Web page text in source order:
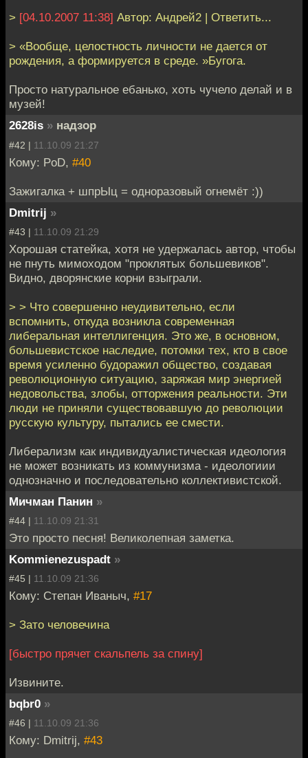
> [04.10.2007 11:38] Автор: Андрей2 | Ответить...
> «Вообще, целостность личности не дается от
рождения, а формируется в среде. »Бугога.
Просто натуральное ебанько, хоть чучело делай и в
музей!
2628is » надзор
#42 | 11.10.09 21:27
Кому: PoD, #40
Зажигалка + шпрЫц = одноразовый огнемёт :))
Dmitrij »
#43 | 11.10.09 21:29
Хорошая статейка, хотя не удержалась автор, чтобы
не пнуть мимоходом "проклятых большевиков".
Видно, дворянские корни взыграли.
> > Что совершенно неудивительно, если
вспомнить, откуда возникла современная
либеральная интеллигенция. Это же, в основном,
большевистское наследие, потомки тех, кто в свое
время усиленно будоражил общество, создавая
революционную ситуацию, заряжая мир энергией
недовольства, злобы, отторжения реальности. Эти
люди не приняли существовавшую до революции
русскую культуру, пытались ее смести.
Либерализм как индивидуалистическая идеология
не может возникать из коммунизма - идеологиии
однозначно и последовательно коллективистской.
Мичман Панин »
#44 | 11.10.09 21:31
Это просто песня! Великолепная заметка.
Kommienezuspadt »
#45 | 11.10.09 21:36
Кому: Степан Иваныч, #17
> Зато человечина
[быстро прячет скальпель за спину]
Извините.
bqbr0 »
#46 | 11.10.09 21:36
Кому: Dmitrij, #43